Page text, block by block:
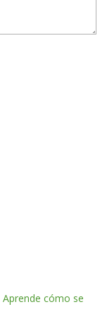
Aprende cómo se